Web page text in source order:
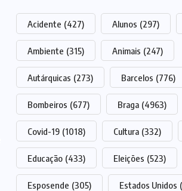
Acidente (427) Alunos (297)
Ambiente (315) Animais (247)
Autárquicas (273) Barcelos (776)
Bombeiros (677) Braga (4963)
Covid-19 (1018) Cultura (332)
Educação (433) Eleições (523)
Esposende (305) Estados Unidos